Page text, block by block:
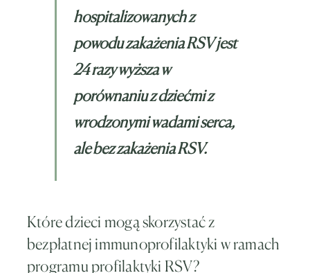
hospitalizowanych z
powodu zakażenia RSV jest
24 razy wyższa w
porównaniu z dziećmi z
wrodzonymi wadami serca,
ale bez zakażenia RSV.
Które dzieci mogą skorzystać z
bezpłatnej immunoprofilaktyki w ramach
programu profilaktyki RSV?